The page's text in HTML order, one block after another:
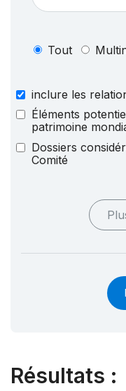
Tout
inclure les
Éléments
patrimoine
Dossiers
Comité
Résultats :